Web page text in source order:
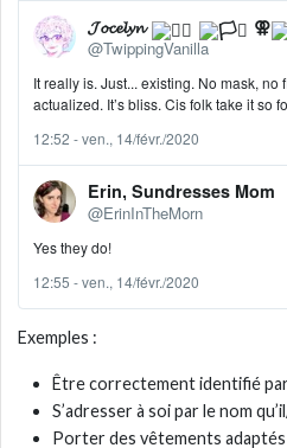
𝓙𝓸𝓬𝓮𝓵𝔂𝓷 ⚢
@TwippingVanilla
It really is. Just... existing. No mask,
actualized. It’s bliss. Cis folk take it so
12:52 - ven., 14/févr./2020
Erin, Sundresses Mom
@ErinInTheMorn
Yes they do!
12:55 - ven., 14/févr./2020
Exemples :
Être correctement identifié
S’adresser à soi par le nom
Porter des vêtements